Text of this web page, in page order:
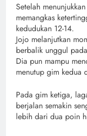
Setelah
memangkas
kedudukan 12-14.
Jojo melanjutkan
berbalik unggul
Dia pun mampu
menutup gim kedua
Pada gim ketiga,
berjalan semakin
lebih dari dua poin